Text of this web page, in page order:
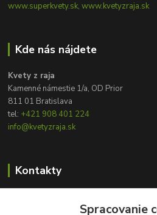
www.superkvety.sk, www.kvetyzraja.sk
Kde nás nájdete
Kvety z raja
Kamenné námestie 1/a, OD Prior
811 01 Bratislava
tel: +421 908 401 224
info@kvetyzraja.sk
Kontakty
+421 908 401 224
Spracovanie